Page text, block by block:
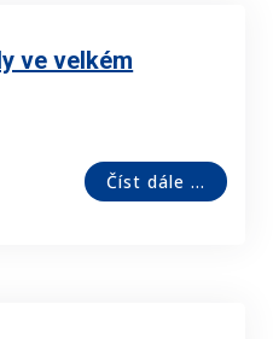
ve velkém
Číst dále ...